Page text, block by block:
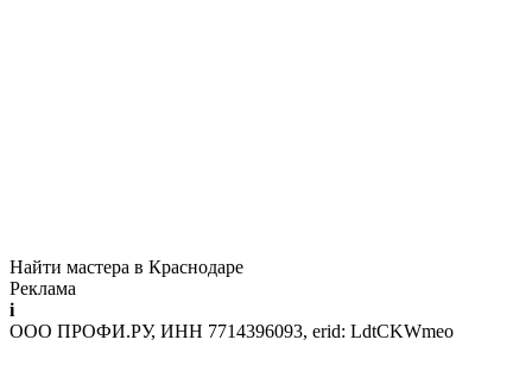
Найти мастера в Краснодаре
Реклама
i
ООО ПРОФИ.РУ, ИНН 7714396093, erid: LdtCKWmeo